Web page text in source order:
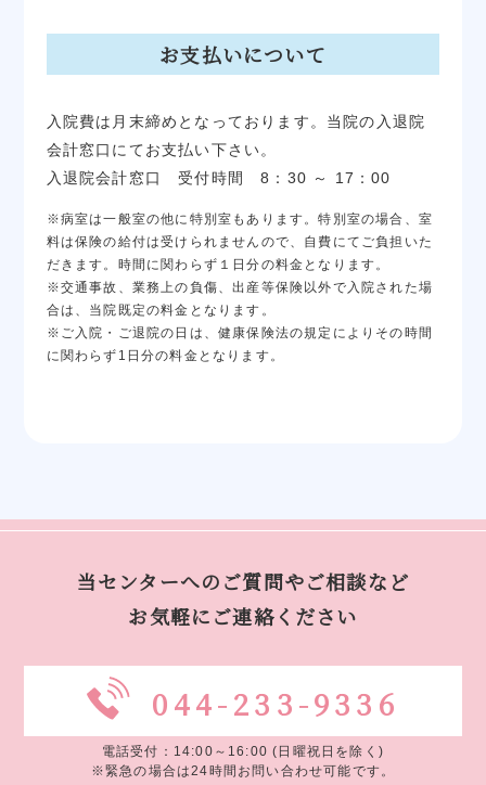
お支払いについて
入院費は月末締めとなっております。当院の入退院
会計窓口にてお支払い下さい。
入退院会計窓口 受付時間 8：30 ～ 17：00
※病室は一般室の他に特別室もあります。特別室の場合、室
料は保険の給付は受けられませんので、自費にてご負担いた
だきます。時間に関わらず１日分の料金となります。
※交通事故、業務上の負傷、出産等保険以外で入院された場
合は、当院既定の料金となります。
※ご入院・ご退院の日は、健康保険法の規定によりその時間
に関わらず1日分の料金となります。
当センターへのご質問やご相談など
お気軽にご連絡ください
044-233-9336
電話受付：14:00～16:00 (日曜祝日を除く)
※緊急の場合は24時間お問い合わせ可能です。